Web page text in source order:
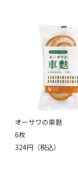
オーサワの車麩
6枚
324円（税込）